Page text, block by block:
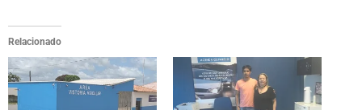
Relacionado